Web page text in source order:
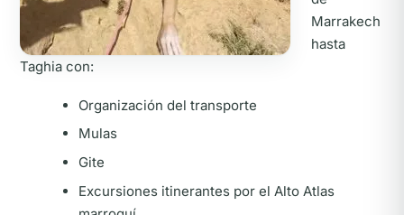
Marrakech
hasta
Taghia con:
Organización del transporte
Mulas
Gite
Excursiones itinerantes por el Alto Atlas